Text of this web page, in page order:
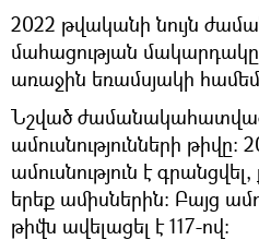
2022 թվականի նույն
մահացության
առաջին եռամսյակի
Նշված
ամուսնությունների թիվը։
ամուսնություն է
երեք ամիսներին։ Բայց
թիվն ավելացել է 117-ով։